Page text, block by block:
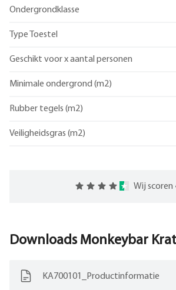
Ondergrondklasse
Type Toestel
Geschikt voor x aantal personen
Minimale ondergrond (m2)
Rubber tegels (m2)
Veiligheidsgras (m2)
Wij scoren
Downloads Monkeybar
KA700101_Productinformatie